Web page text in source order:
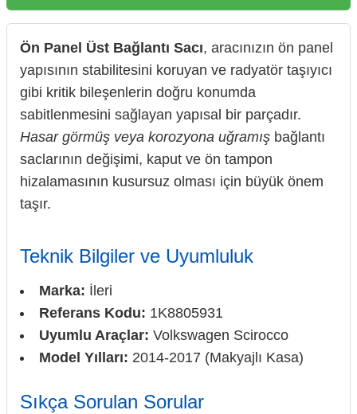
Ön Panel Üst Bağlantı Sacı, aracınızın ön panel
yapısının stabilitesini koruyan ve radyatör taşıyıcı
gibi kritik bileşenlerin doğru konumda
sabitlenmesini sağlayan yapısal bir parçadır.
Hasar görmüş veya korozyona uğramış bağlantı
saclarının değişimi, kaput ve ön tampon
hizalamasının kusursuz olması için büyük önem
taşır.
Teknik Bilgiler ve Uyumluluk
Marka: İleri
Referans Kodu: 1K8805931
Uyumlu Araçlar: Volkswagen Scirocco
Model Yılları: 2014-2017 (Makyajlı Kasa)
Sıkça Sorulan Sorular